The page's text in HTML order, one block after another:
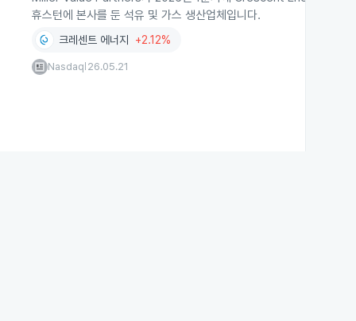
휴스턴에 본사를 둔 석유 및 가스 생산업체입니다.
크레센트 에너지 +2.12%
Nasdaq 26.05.21